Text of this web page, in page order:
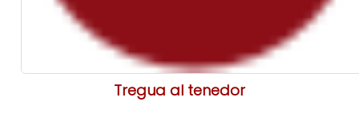
Tregua al tenedor